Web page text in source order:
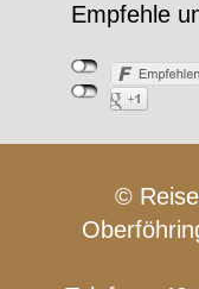
Empfehle
©